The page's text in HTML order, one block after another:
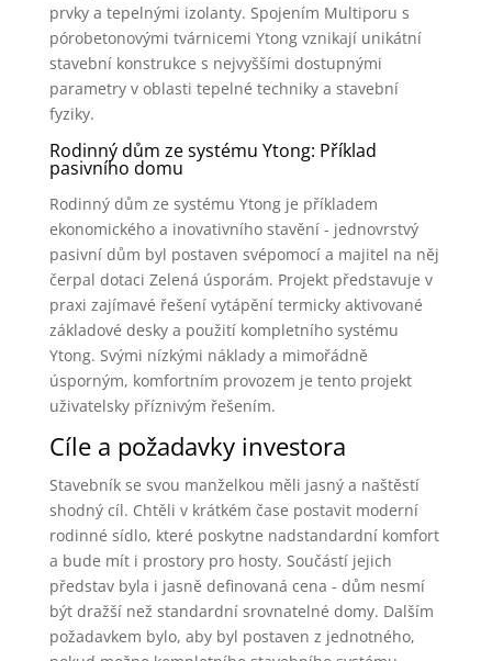
prvky a tepelnými izolanty. Spojením Multiporu s
pórobetonovými tvárnicemi Ytong vznikají unikátní
stavební konstrukce s nejvyššími dostupnými
parametry v oblasti tepelné techniky a stavební
fyziky.
Rodinný dům ze systému Ytong: Příklad
pasivního domu
Rodinný dům ze systému Ytong je příkladem
ekonomického a inovativního stavění - jednovrstvý
pasivní dům byl postaven svépomocí a majitel na něj
čerpal dotaci Zelená úsporám. Projekt představuje v
praxi zajímavé řešení vytápění termicky aktivované
základové desky a použití kompletního systému
Ytong. Svými nízkými náklady a mimořádně
úsporným, komfortním provozem je tento projekt
uživatelsky příznivým řešením.
Cíle a požadavky investora
Stavebník se svou manželkou měli jasný a naštěstí
shodný cíl. Chtěli v krátkém čase postavit moderní
rodinné sídlo, které poskytne nadstandardní komfort
a bude mít i prostory pro hosty. Součástí jejich
představ byla i jasně definovaná cena - dům nesmí
být dražší než standardní srovnatelné domy. Dalším
požadavkem bylo, aby byl postaven z jednotného,